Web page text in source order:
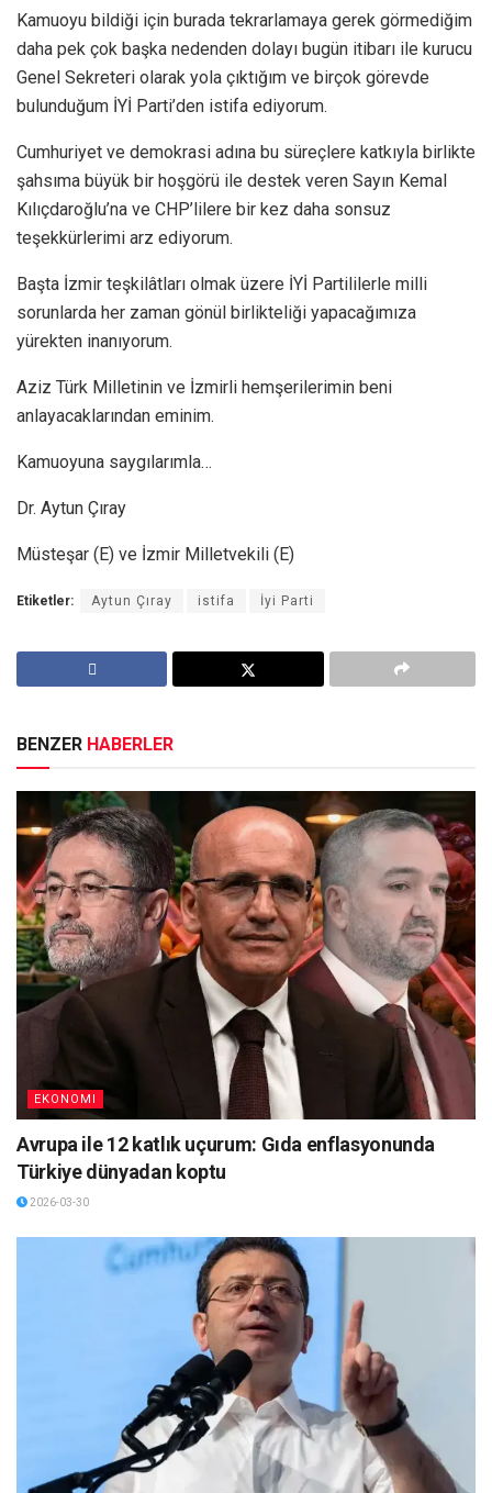
Kamuoyu bildiği için burada tekrarlamaya gerek görmediğim
daha pek çok başka nedenden dolayı bugün itibarı ile kurucu
Genel Sekreteri olarak yola çıktığım ve birçok görevde
bulunduğum İYİ Parti’den istifa ediyorum.
Cumhuriyet ve demokrasi adına bu süreçlere katkıyla birlikte
şahsıma büyük bir hoşgörü ile destek veren Sayın Kemal
Kılıçdaroğlu’na ve CHP’lilere bir kez daha sonsuz
teşekkürlerimi arz ediyorum.
Başta İzmir teşkilâtları olmak üzere İYİ Partililerle milli
sorunlarda her zaman gönül birlikteliği yapacağımıza
yürekten inanıyorum.
Aziz Türk Milletinin ve İzmirli hemşerilerimin beni
anlayacaklarından eminim.
Kamuoyuna saygılarımla…
Dr. Aytun Çıray
Müsteşar (E) ve İzmir Milletvekili (E)
Etiketler: Aytun Çıray istifa İyi Parti
BENZER HABERLER
EKONOMI
Avrupa ile 12 katlık uçurum: Gıda enflasyonunda
Türkiye dünyadan koptu
2026-03-30